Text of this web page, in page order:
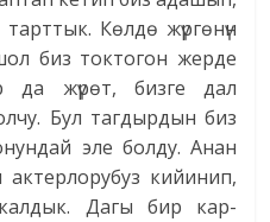
Көлдө жүргөнүн
биз токтогон жерде
да жүрөт, бизге дал
Бул тагдырдын биз
эле болду. Анан
актерлорубуз кийинип,
Дагы бир кар-